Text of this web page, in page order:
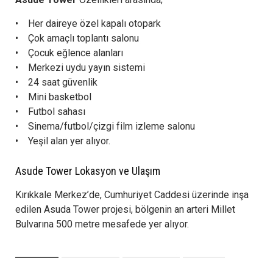
• Her daireye özel kapalı otopark
• Çok amaçlı toplantı salonu
• Çocuk eğlence alanları
• Merkezi uydu yayın sistemi
• 24 saat güvenlik
• Mini basketbol
• Futbol sahası
• Sinema/futbol/çizgi film izleme salonu
• Yeşil alan yer alıyor.
Asude Tower Lokasyon ve Ulaşım
Kırıkkale Merkez’de, Cumhuriyet Caddesi üzerinde inşa
edilen Asuda Tower projesi, bölgenin an arteri Millet
Bulvarına 500 metre mesafede yer alıyor.